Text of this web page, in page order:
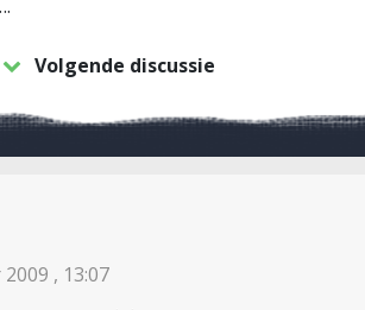
Volgende discussie
, 13:07